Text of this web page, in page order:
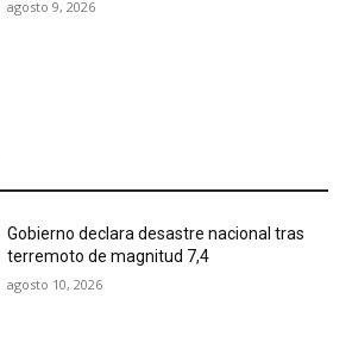
agosto 9, 2026
Gobierno declara desastre nacional tras
terremoto de magnitud 7,4
agosto 10, 2026